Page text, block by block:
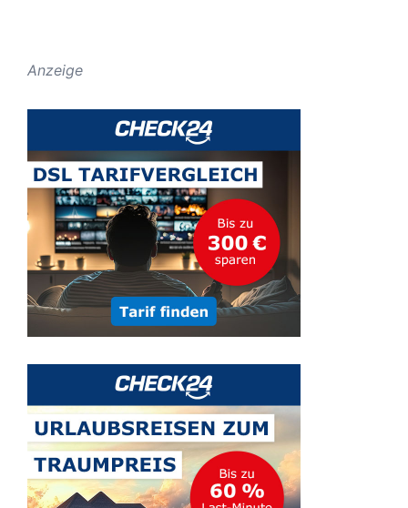
Anzeige